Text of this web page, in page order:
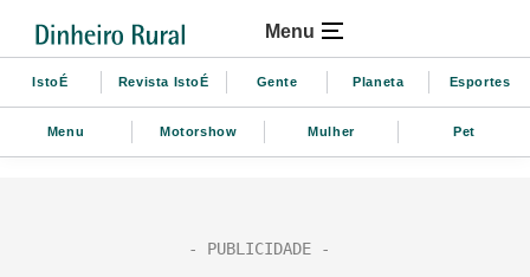
Menu
IstoÉ Revista IstoÉ Gente Planeta Esportes
Menu Motorshow Mulher Pet